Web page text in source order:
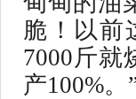
脆！以前
7000斤就
产100%。